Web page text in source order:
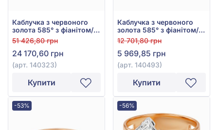
Каблучка з червоного
золота 585° з фіанітом/
куб.цирконієм, арт.
140323
51 426,80 грн
24 170,60 грн
(арт. 140323)
Купити
Каблучка з червоного
золота 585° з фіанітом/
куб.цирконієм, арт.
140493
12 701,80 грн
5 969,85 грн
(арт. 140493)
Купити
-53% -56%